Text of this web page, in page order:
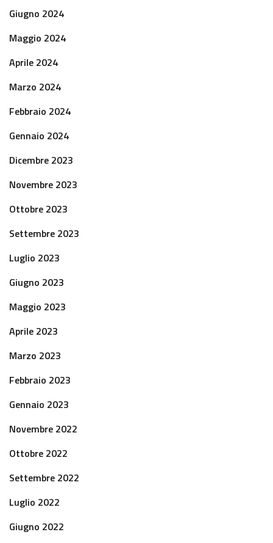
Giugno 2024
Maggio 2024
Aprile 2024
Marzo 2024
Febbraio 2024
Gennaio 2024
Dicembre 2023
Novembre 2023
Ottobre 2023
Settembre 2023
Luglio 2023
Giugno 2023
Maggio 2023
Aprile 2023
Marzo 2023
Febbraio 2023
Gennaio 2023
Novembre 2022
Ottobre 2022
Settembre 2022
Luglio 2022
Giugno 2022